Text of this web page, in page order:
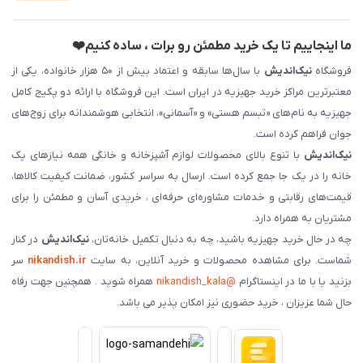
ما اینجاییم تا یک خرید مطمئن رو برات ، ساده کنیم❤️
فروشگاهنیک‌اندیش
با سال‌ها سابقه و اعتماد بیش از ۵۰ هزار خانواده، یکی از
معتبرترین مراکز خرید جهیزیه در ایران است. این فروشگاه با ارائه دو پکیج کامل
جهیزیه به نام‌های «تبسم هستی» و «آسمانی»، انتخابی هوشمندانه برای زوج‌های
جوان فراهم کرده است.
نیک‌اندیش با تنوع بالای محصولات لوازم آشپزخانه و خانگی همه نیازهای یک
خانه را در یک جا جمع کرده است. ارسال به سراسر کشور، ضمانت کیفیت کالاها،
قیمت‌های رقابتی و خدمات مشاوره‌ای حرفه‌ای ، خریدی آسان و مطمئن را برای
مشتریان به همراه دارد.
چه در حال خرید جهیزیه باشید، چه به دنبال تکمیل خانه‌تان،نیک‌اندیش در کنار
شماست. برای مشاهده محصولات و خرید آنلاین، به سایت nikandish.ir سر
بزنید یا با ما در اینستاگرام @nikandish_kala
همراه شوید . همچنین جهت رفاه
حال شما عزیزان ، خرید حضوری نیز امکان پذیر می باشد.